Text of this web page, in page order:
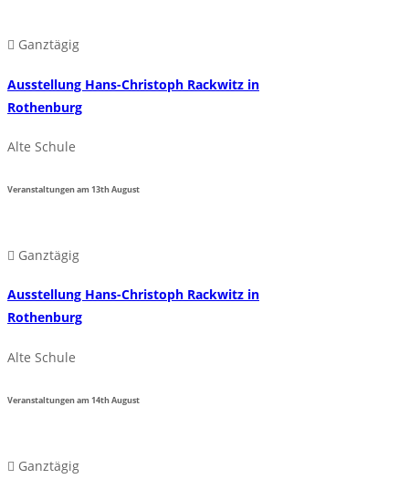
Ganztägig
Ausstellung Hans-Christoph Rackwitz in
Rothenburg
Alte Schule
Veranstaltungen am13thAugust
Ganztägig
Ausstellung Hans-Christoph Rackwitz in
Rothenburg
Alte Schule
Veranstaltungen am14thAugust
Ganztägig